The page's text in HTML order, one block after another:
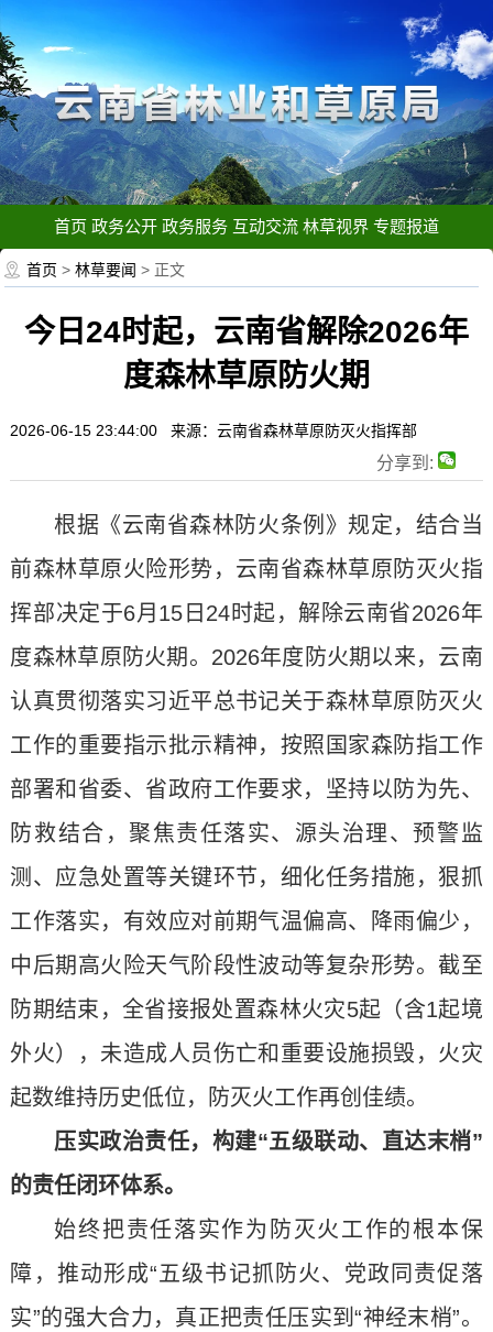
首页 政务公开 政务服务 互动交流 林草视界 专题报道
首页 >林草要闻 > 正文
今日24时起，云南省解除2026年
度森林草原防火期
2026-06-15 23:44:00 来源：云南省森林草原防灭火指挥部
分享到:
根据《云南省森林防火条例》规定，结合当
前森林草原火险形势，云南省森林草原防灭火指
挥部决定于6月15日24时起，解除云南省2026年
度森林草原防火期。2026年度防火期以来，云南
认真贯彻落实习近平总书记关于森林草原防灭火
工作的重要指示批示精神，按照国家森防指工作
部署和省委、省政府工作要求，坚持以防为先、
防救结合，聚焦责任落实、源头治理、预警监
测、应急处置等关键环节，细化任务措施，狠抓
工作落实，有效应对前期气温偏高、降雨偏少，
中后期高火险天气阶段性波动等复杂形势。截至
防期结束，全省接报处置森林火灾5起（含1起境
外火），未造成人员伤亡和重要设施损毁，火灾
起数维持历史低位，防灭火工作再创佳绩。
压实政治责任，构建“五级联动、直达末梢”
的责任闭环体系。
始终把责任落实作为防灭火工作的根本保
障，推动形成“五级书记抓防火、党政同责促落
实”的强大合力，真正把责任压实到“神经末梢”。